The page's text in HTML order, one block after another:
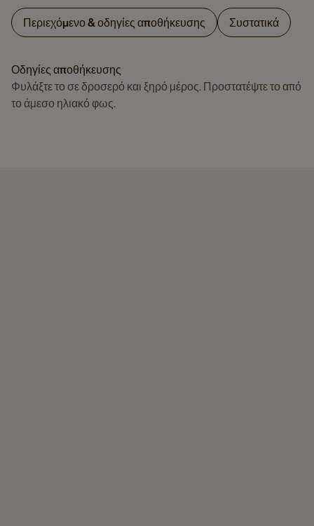
Περιεχόμενο & οδηγίες αποθήκευσης Συστατικά
Οδηγίες αποθήκευσης
Φυλάξτε το σε δροσερό και ξηρό μέρος. Προστατέψτε το από
το άμεσο ηλιακό φως.